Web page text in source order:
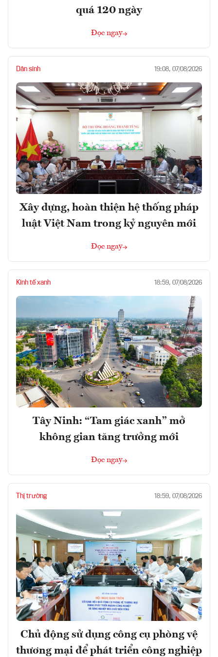
quá 120 ngày
Đọc ngay
Dân sinh 19:08, 07/08/2026
Xây dựng, hoàn thiện hệ thống pháp
luật Việt Nam trong kỷ nguyên mới
Đọc ngay
Kinh tế xanh 18:59, 07/08/2026
Tây Ninh: “Tam giác xanh” mở
không gian tăng trưởng mới
Đọc ngay
Thị trường 18:59, 07/08/2026
Chủ động sử dụng công cụ phòng vệ
thương mại để phát triển công nghiệp